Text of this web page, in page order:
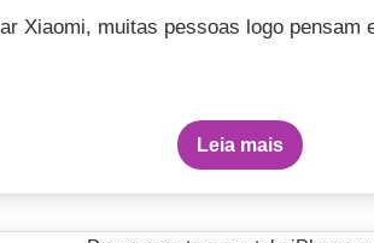
Xiaomi, muitas pessoas logo pensam
Leia mais